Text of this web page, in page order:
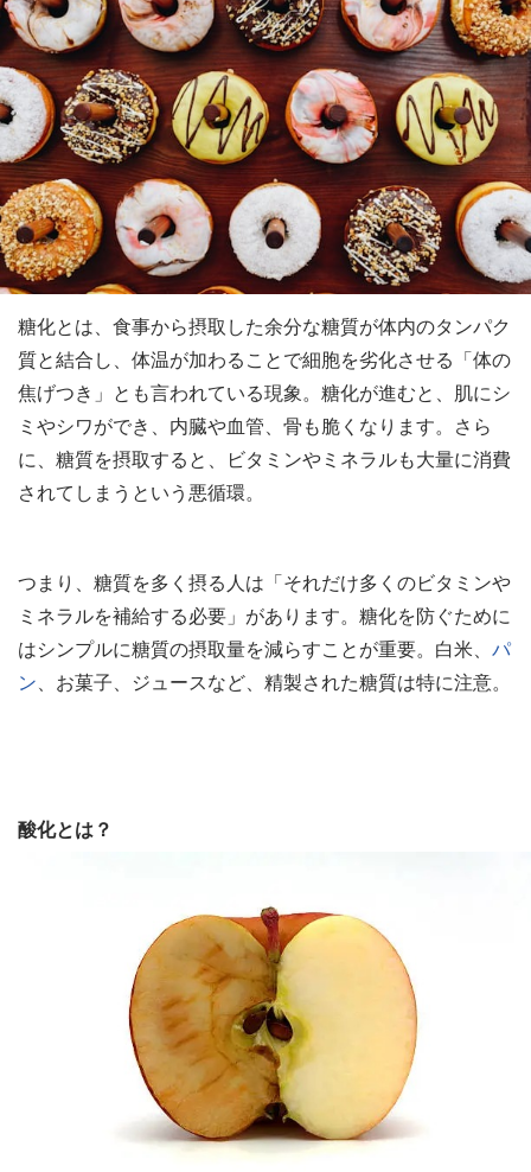
糖化とは、食事から摂取した余分な糖質が体内のタンパク
質と結合し、体温が加わることで細胞を劣化させる「体の
焦げつき」とも言われている現象。糖化が進むと、肌にシ
ミやシワができ、内臓や血管、骨も脆くなります。さら
に、糖質を摂取すると、ビタミンやミネラルも大量に消費
されてしまうという悪循環。
つまり、糖質を多く摂る人は「それだけ多くのビタミンや
ミネラルを補給する必要」があります。糖化を防ぐために
はシンプルに糖質の摂取量を減らすことが重要。白米、 パ
ン、お菓子、ジュースなど、精製された糖質は特に注意。
酸化とは？